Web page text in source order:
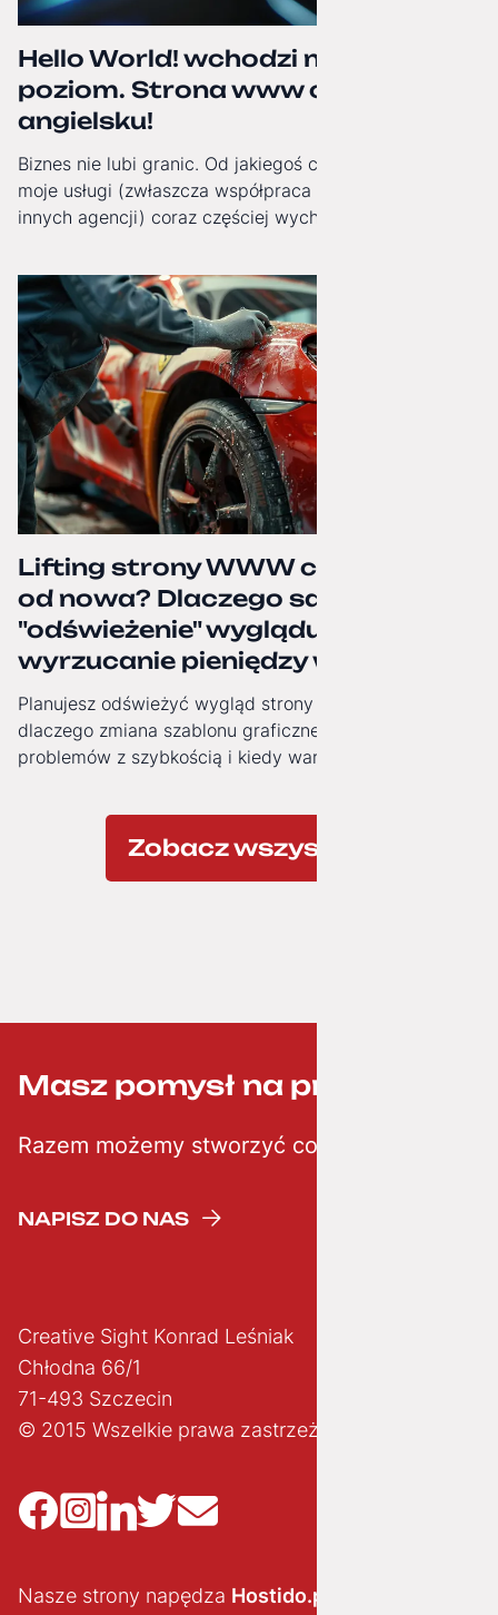
Hello World! wchodzi na wyższy
poziom. Strona www oficjalnie po
angielsku!
Biznes nie lubi granic. Od jakiegoś czasu obserwuję, jak
moje usługi (zwłaszcza współpraca White-Label dla
innych agencji) coraz częściej wychodzą poza Polskę.
angielską wersję językową!
Lifting strony WWW czy budowa
od nowa? Dlaczego samo
"odświeżenie" wyglądu to często
wyrzucanie pieniędzy w błoto.
Planujesz odświeżyć wygląd strony firmowej? Zobacz,
dlaczego zmiana szablonu graficznego nie rozwiązuje
problemów z szybkością i kiedy warto zainwestować w
Zobacz wszystkie
Masz pomysł na projekt? ;-)
Razem możemy stworzyć coś kreatywnego
NAPISZ DO NAS
Creative Sight Konrad Leśniak
Chłodna 66/1
71-493 Szczecin
© 2015 Wszelkie prawa zastrzeżone
Nasze strony napędza Hostido.pl